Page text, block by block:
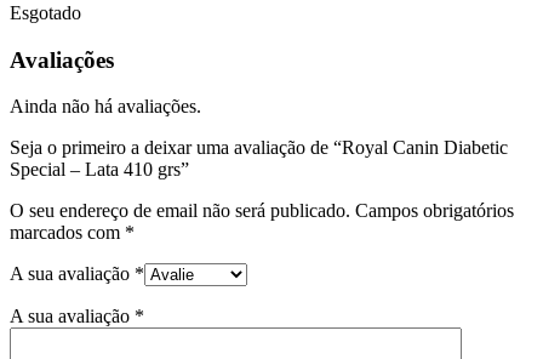
Esgotado
Avaliações
Ainda não há avaliações.
Seja o primeiro a deixar uma avaliação de “Royal Canin Diabetic
Special – Lata 410 grs”
O seu endereço de email não será publicado. Campos obrigatórios
marcados com *
A sua avaliação *
A sua avaliação *